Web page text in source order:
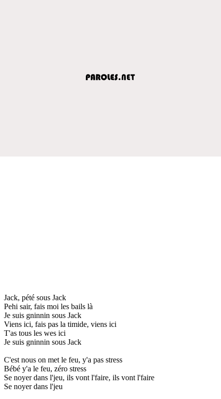
Jack, pété sous Jack
Pehi sair, fais moi les bails là
Je suis gninnin sous Jack
Viens ici, fais pas la timide, viens ici
T'as tous les wes ici
Je suis gninnin sous Jack
C'est nous on met le feu, y'a pas stress
Bébé y'a le feu, zéro stress
Se noyer dans l'jeu, ils vont l'faire, ils vont l'faire
Se noyer dans l'jeu